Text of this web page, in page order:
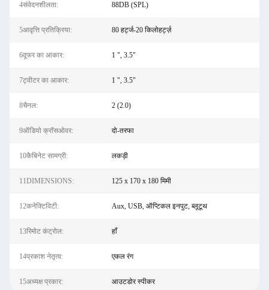
4संवेदनशीलता: 88DB (SPL)
5आवृत्ति प्रतिक्रिया: 80 हर्ट्ज-20 किलोहर्ट्ज़
6वूफर का आकार: 1 ", 3.5"
7ट्वीटर का आकार: 1 ", 3.5"
8चैनल: 2 (2.0)
9ऑडियो क्रॉसओवर: दो-तरफा
10कैबिनेट सामग्री: लकड़ी
11DIMENSIONS: 125 x 170 x 180 मिमी
12कनेक्टिविटी: Aux, USB, ऑप्टिकल इनपुट, ब्लूटूथ
13रिमोट कंट्रोल: हाँ
14प्रकाश नेतृत्व: एकल रंग
15अध्यक्ष प्रकार: आउटडोर स्पीकर